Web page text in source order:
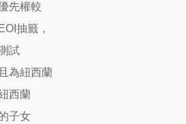
先權較
抽籤，
試
為紐西蘭
西蘭
子女